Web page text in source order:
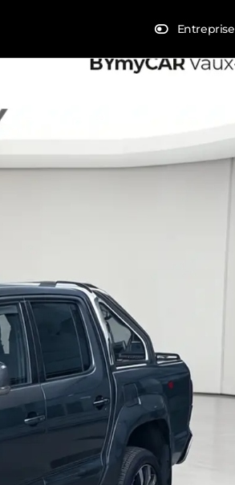
Entreprise